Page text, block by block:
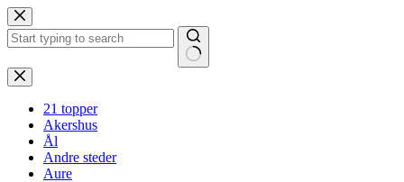
Hopp
til
innholdet
Ingen
resultater
21 topper
Akershus
Ål
Andre steder
Aure